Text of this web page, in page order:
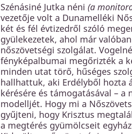
Szénásiné Jutka néni(a
vezetője volt a Dunamelléki
két és fél évtizedről szóló
gyülekezetek, ahol már
nőszövetségi szolgálat.
fényképalbumai megőrizték a
minden utat törő, hűséges
hallhattuk, aki Erdélyből hozta
kérésére és támogatásával –
modelljét. Hogy mi a
gyűjteni, hogy Krisztus
a megtérés gyümölcseit